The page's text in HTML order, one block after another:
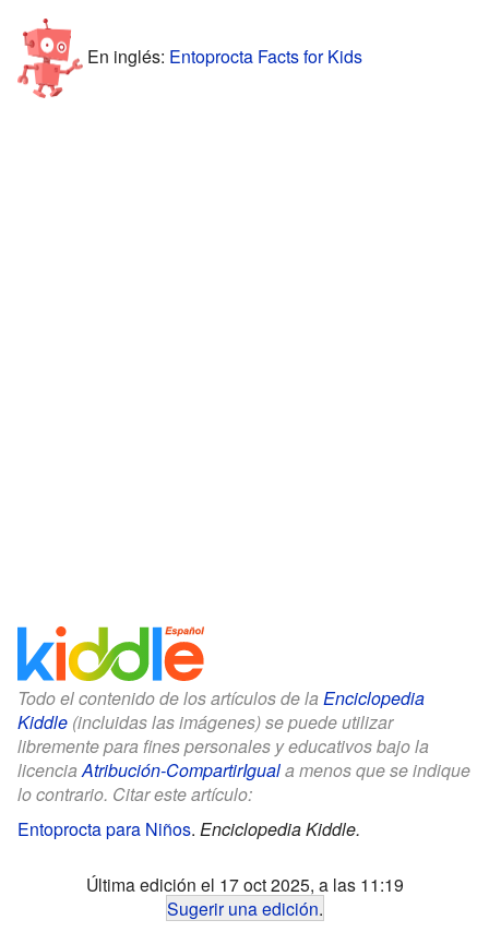
En inglés: Entoprocta Facts for Kids
Todo el contenido de los artículos de la Enciclopedia
Kiddle (incluidas las imágenes) se puede utilizar
libremente para fines personales y educativos bajo la
licenciaAtribución-CompartirIguala menos que se indique
lo contrario. Citar este artículo:
Entoprocta para Niños. Enciclopedia Kiddle.
Última edición el 17 oct 2025, a las 11:19
Sugerir una edición.